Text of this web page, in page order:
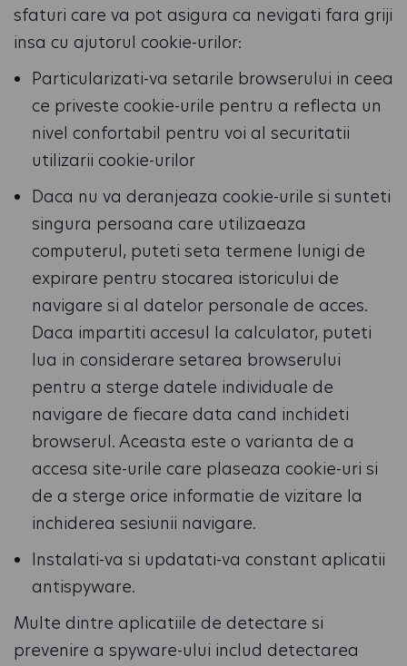
sfaturi care va pot asigura ca nevigati fara griji
insa cu ajutorul cookie-urilor:
Particularizati-va setarile browserului in ceea
ce priveste cookie-urile pentru a reflecta un
nivel confortabil pentru voi al securitatii
utilizarii cookie-urilor
Daca nu va deranjeaza cookie-urile si sunteti
singura persoana care utilizaeaza
computerul, puteti seta termene lunigi de
expirare pentru stocarea istoricului de
navigare si al datelor personale de acces.
Daca impartiti accesul la calculator, puteti
lua in considerare setarea browserului
pentru a sterge datele individuale de
navigare de fiecare data cand inchideti
browserul. Aceasta este o varianta de a
accesa site-urile care plaseaza cookie-uri si
de a sterge orice informatie de vizitare la
inchiderea sesiunii navigare.
Instalati-va si updatati-va constant aplicatii
antispyware.
Multe dintre aplicatiile de detectare si
prevenire a spyware-ului includ detectarea